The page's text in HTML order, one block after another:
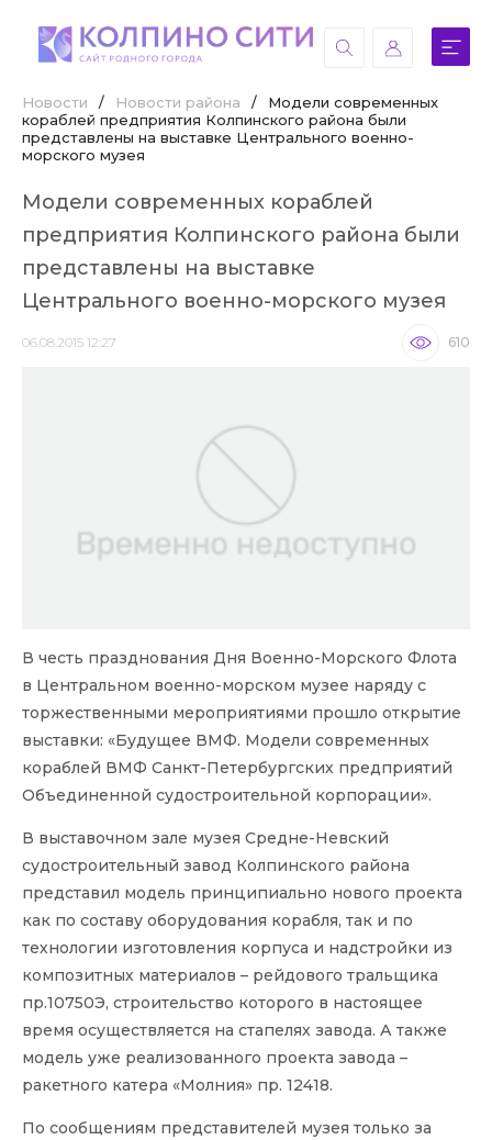
Новости / Новости района /
Модели современных
кораблей предприятия Колпинского района были
представлены на выставке Центрального военно-
морского музея
Модели современных кораблей
предприятия Колпинского района были
представлены на выставке
Центрального военно-морского музея
06.08.2015 12:27 610
В честь празднования Дня Военно-Морского Флота
в Центральном военно-морском музее наряду с
торжественными мероприятиями прошло открытие
выставки: «Будущее ВМФ. Модели современных
кораблей ВМФ Санкт-Петербургских предприятий
Объединенной судостроительной корпорации».
В выставочном зале музея Средне-Невский
судостроительный завод Колпинского района
представил модель принципиально нового проекта
как по составу оборудования корабля, так и по
технологии изготовления корпуса и надстройки из
композитных материалов – рейдового тральщика
пр.10750Э, строительство которого в настоящее
время осуществляется на стапелях завода. А также
модель уже реализованного проекта завода –
ракетного катера «Молния» пр. 12418.
По сообщениям представителей музея только за